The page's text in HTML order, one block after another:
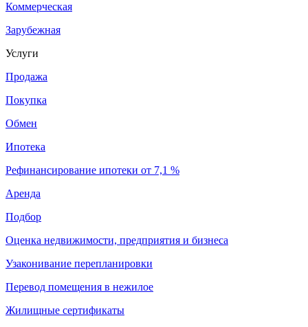
Коммерческая
Зарубежная
Услуги
Продажа
Покупка
Обмен
Ипотека
Рефинансирование ипотеки от 7,1 %
Аренда
Подбор
Оценка недвижимости, предприятия и бизнеса
Узаконивание перепланировки
Перевод помещения в нежилое
Жилищные сертификаты